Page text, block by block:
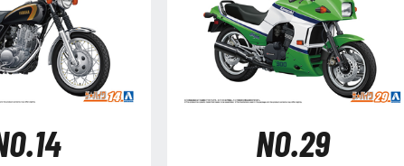
NO.29